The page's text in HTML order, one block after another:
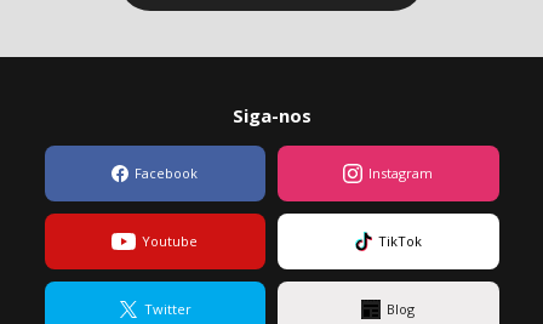
Siga-nos
Facebook Instagram
Youtube TikTok
Twitter Blog